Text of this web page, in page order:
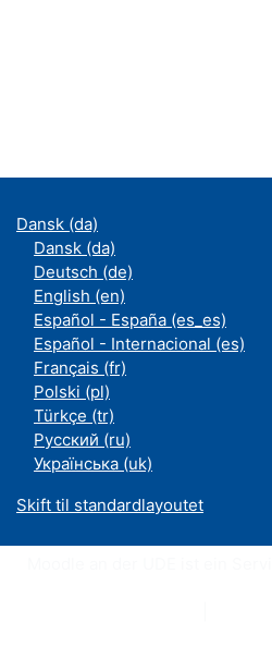
Dansk ‎(da)‎
Dansk ‎(da)‎
Deutsch ‎(de)‎
English ‎(en)‎
Español - España ‎(es_es)‎
Español - Internacional ‎(es)‎
Français ‎(fr)‎
Polski ‎(pl)‎
Türkçe ‎(tr)‎
Русский ‎(ru)‎
Українська ‎(uk)‎
Skift til standardlayoutet